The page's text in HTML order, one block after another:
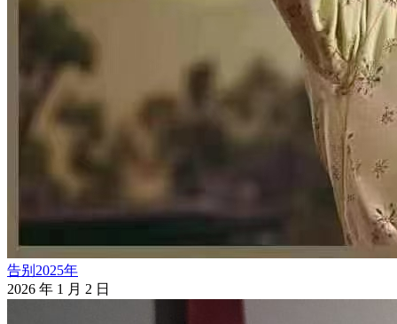
告别2025年
2026 年 1 月 2 日